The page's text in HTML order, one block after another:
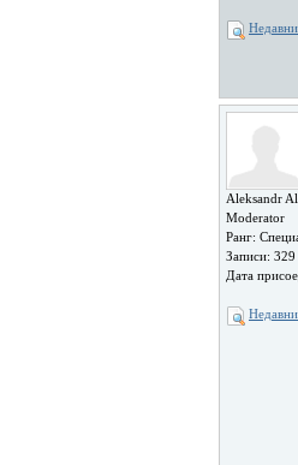
Aleksandr
Moderator
Ранг:
Записи: 329
Дата